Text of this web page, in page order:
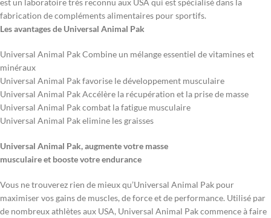
fabrication de compléments alimentaires pour sportifs.
Les avantages de Universal Animal Pak
Universal Animal Pak Combine un mélange essentiel de vitamines et
minéraux
Universal Animal Pak favorise le développement musculaire
Universal Animal Pak Accélère la récupération et la prise de masse
Universal Animal Pak combat la fatigue musculaire
Universal Animal Pak elimine les graisses
Universal Animal Pak, augmente votre masse
musculaire et booste votre endurance
Vous ne trouverez rien de mieux qu’Universal Animal Pak pour
maximiser vos gains de muscles, de force et de performance. Utilisé par
de nombreux athlètes aux USA, Universal Animal Pak commence à faire